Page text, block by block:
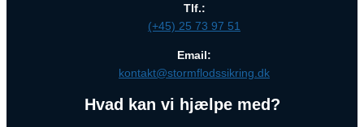
Tlf.:
(+45) 25 73 97 51
Email:
kontakt@stormflodssikring.dk
Hvad kan vi hjælpe med?